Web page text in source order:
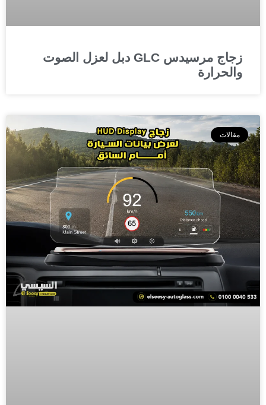
زجاج مرسيدس GLC دبل لعزل الصوت
والحرارة
مقالات